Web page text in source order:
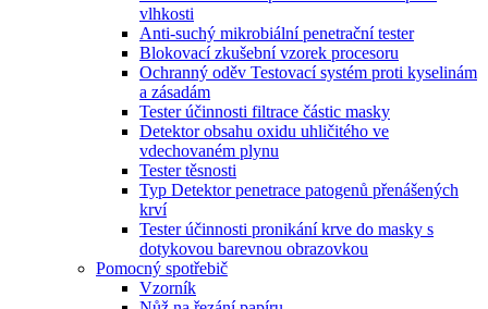
vlhkosti
Anti-suchý mikrobiální penetrační tester
Blokovací zkušební vzorek procesoru
Ochranný oděv Testovací systém proti kyselinám
a zásadám
Tester účinnosti filtrace částic masky
Detektor obsahu oxidu uhličitého ve
vdechovaném plynu
Tester těsnosti
Typ Detektor penetrace patogenů přenášených
krví
Tester účinnosti pronikání krve do masky s
dotykovou barevnou obrazovkou
Pomocný spotřebič
Vzorník